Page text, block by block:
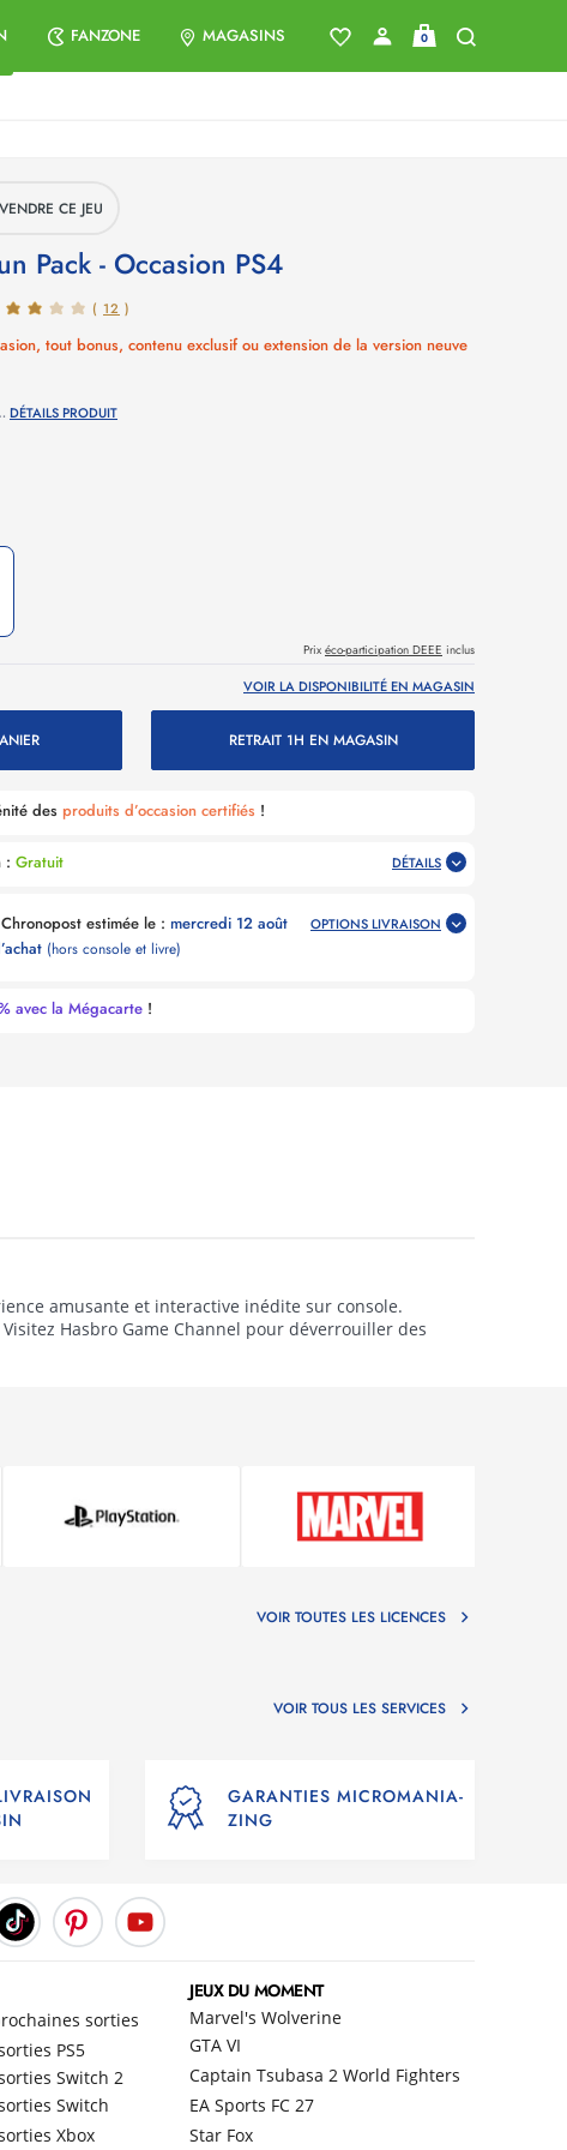
FANZONE MAGASINS 0
CE JEU
Pack - Occasion PS4
( 12 )
tout bonus, contenu exclusif ou extension de la version neuve
DÉTAILS PRODUIT
Prix éco-participation DEEE inclus
VOIR LA DISPONIBILITÉ EN MAGASIN
RETRAIT 1H EN MAGASIN
des produits d’occasion certifiés !
: Gratuit DÉTAILS
Livraison Point Relais Chronopost estimée le : mercredi 12 août
(hors console et livre)
OPTIONS LIVRAISON
avec la Mégacarte !
amusante et interactive inédite sur console.
Visitez Hasbro Game Channel pour déverrouiller des
VOIR TOUTES LES LICENCES
VOIR TOUS LES SERVICES
GARANTIES MICROMANIA-
ZING
sorties
PS5
Switch 2
Switch
Xbox
JEUX DU MOMENT
Marvel's Wolverine
GTA VI
Captain Tsubasa 2 World Fighters
EA Sports FC 27
Star Fox